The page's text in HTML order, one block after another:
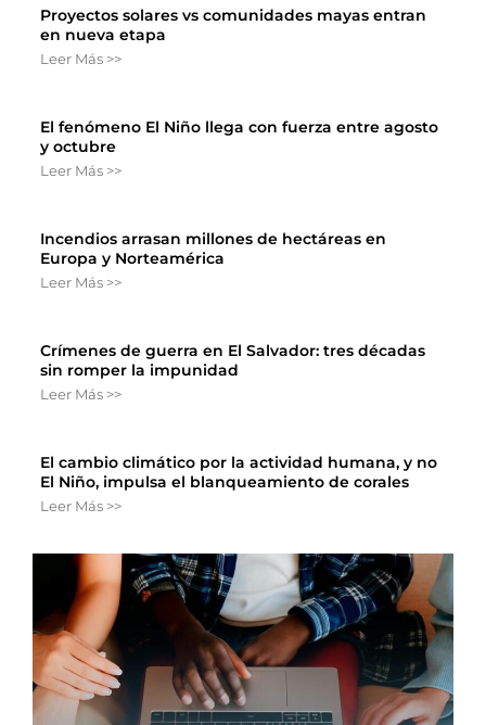
Proyectos solares vs comunidades mayas entran
en nueva etapa
Leer Más >>
El fenómeno El Niño llega con fuerza entre agosto
y octubre
Leer Más >>
Incendios arrasan millones de hectáreas en
Europa y Norteamérica
Leer Más >>
Crímenes de guerra en El Salvador: tres décadas
sin romper la impunidad
Leer Más >>
El cambio climático por la actividad humana, y no
El Niño, impulsa el blanqueamiento de corales
Leer Más >>